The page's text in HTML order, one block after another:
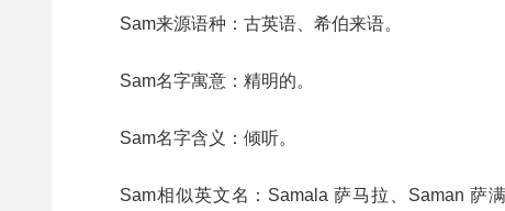
Sam来源语种：古英语、希伯来语。
Sam名字寓意：精明的。
Sam名字含义：倾听。
Sam相似英文名：Samala 萨马拉、Saman 萨